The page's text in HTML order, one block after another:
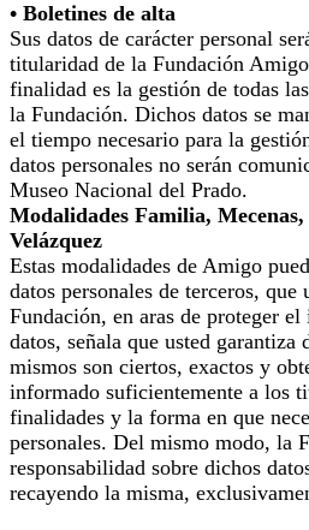
• Boletines de alta
Sus datos de carácter personal
titularidad de la Fundación
finalidad es la gestión de todas
la Fundación. Dichos datos se
el tiempo necesario para la
datos personales no serán
Museo Nacional del Prado.
Modalidades Familia,
Velázquez
Estas modalidades de Amigo
datos personales de terceros,
Fundación, en aras de proteger
datos, señala que usted garantiza
mismos son ciertos, exactos y
informado suficientemente a los
finalidades y la forma en que
personales. Del mismo modo, la
responsabilidad sobre dichos
recayendo la misma,